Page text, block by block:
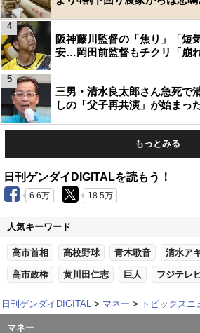
阪神藤川監督の「焦り」「短
安…岡田前監督もチクリ「崩
4
三男・清水良太郎さん急死で
しの「父子再共演」が始まっ
5
もっとみる
日刊ゲンダイDIGITALを読もう！
6.6万 18.5万
人気キーワード
高市首相 高校野球 青木歌音 清水ア
高市政権 黄川田仁志 巨人 フジテレ
日刊ゲンダイDIGITAL マネー トピックスニ
マネー